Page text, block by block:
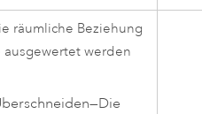
räumliche Beziehung
ausgewertet werden
—Die